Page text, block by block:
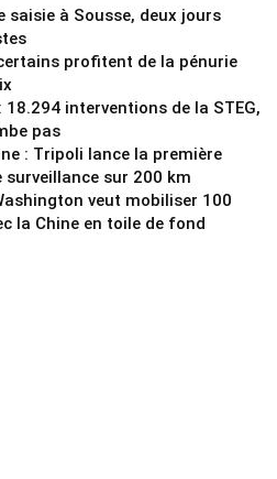
saisie à Sousse, deux jours
profitent de la pénurie
18.294 interventions de la STEG,
pas
: Tripoli lance la première
surveillance sur 200 km
veut mobiliser 100
la Chine en toile de fond